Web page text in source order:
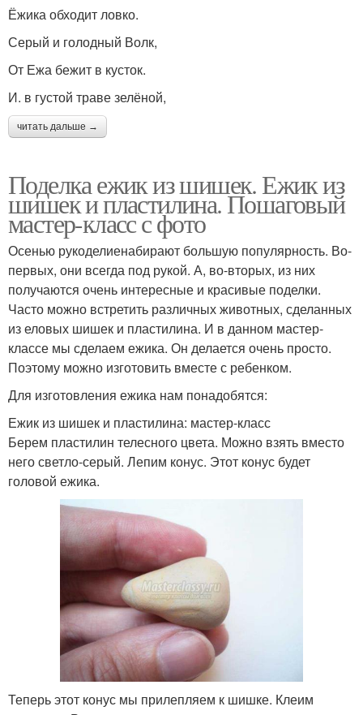
Ёжика обходит ловко.
Серый и голодный Волк,
От Ежа бежит в кусток.
И. в густой траве зелёной,
читать дальше →
Поделка ежик из шишек. Ежик из
шишек и пластилина. Пошаговый
мастер-класс с фото
Осенью рукоделиенабирают большую популярность. Во-
первых, они всегда под рукой. А, во-вторых, из них
получаются очень интересные и красивые поделки.
Часто можно встретить различных животных, сделанных
из еловых шишек и пластилина. И в данном мастер-
классе мы сделаем ежика. Он делается очень просто.
Поэтому можно изготовить вместе с ребенком.
Для изготовления ежика нам понадобятся:
Ежик из шишек и пластилина: мастер-класс
Берем пластилин телесного цвета. Можно взять вместо
него светло-серый. Лепим конус. Этот конус будет
головой ежика.
Теперь этот конус мы прилепляем к шишке. Клеим